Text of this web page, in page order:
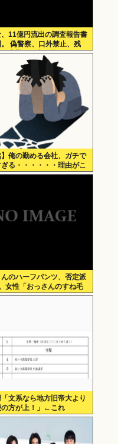
11億円流出の調査報告書
。 偽警察、口外禁止、残
出勤200時間越、孤
ばすぎて草はえる
】俺の勤める会社、ガチで
る・・・・・・理由がこ
・・・・
んのハーフパンツ、否定派
女性「おっさんのすね毛
たくないじゃないですか
文系なら地方旧帝大より
の方が上！」←これ